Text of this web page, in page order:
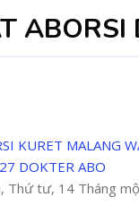
KURET MALANG
DOKTER ABO
Thứ tư, 14 Tháng